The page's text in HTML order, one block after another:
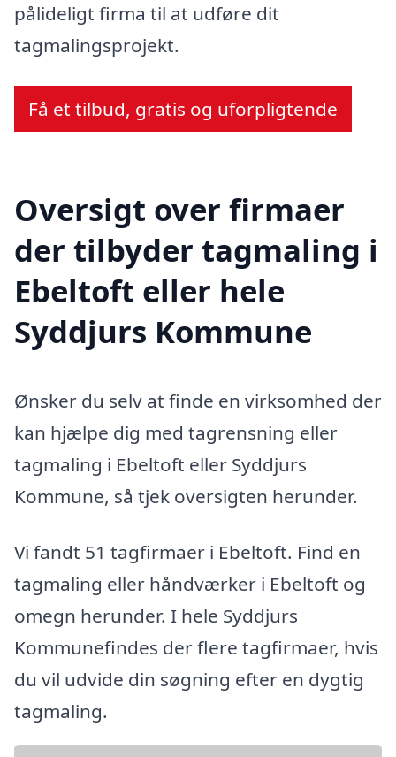
pålideligt firma til at udføre dit
tagmalingsprojekt.
Få et tilbud, gratis og uforpligtende
Oversigt over firmaer
der tilbyder tagmaling i
Ebeltoft eller hele
Syddjurs Kommune
Ønsker du selv at finde en virksomhed der
kan hjælpe dig med tagrensning eller
tagmaling i Ebeltoft eller Syddjurs
Kommune, så tjek oversigten herunder.
Vi fandt 51 tagfirmaer i Ebeltoft. Find en
tagmaling eller håndværker i Ebeltoft og
omegn herunder. I hele Syddjurs
Kommunefindes der flere tagfirmaer, hvis
du vil udvide din søgning efter en dygtig
tagmaling.